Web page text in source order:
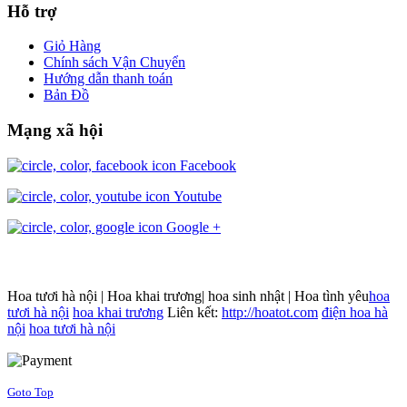
Hỗ trợ
Giỏ Hàng
Chính sách Vận Chuyển
Hướng dẫn thanh toán
Bản Đồ
Mạng xã hội
Facebook
Youtube
Google +
Hoa tươi hà nội | Hoa khai trương| hoa sinh nhật | Hoa tình yêuhoa
tươi hà nội hoa khai trương Liên kết: http://hoatot.com điện hoa hà
nội hoa tươi hà nội
Goto Top